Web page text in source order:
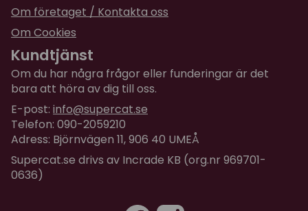
Om företaget / Kontakta oss
Om Cookies
Kundtjänst
Om du har några frågor eller funderingar är det
bara att höra av dig till oss.
E-post: info@supercat.se
Telefon: 090-2059210
Adress: Björnvägen 11, 906 40 UMEÅ
Supercat.se drivs av Incrade KB (org.nr 969701-
0636)